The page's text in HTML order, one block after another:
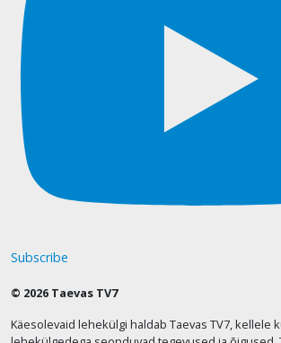
Subscribe
© 2026 Taevas TV7
Käesolevaid lehekülgi haldab Taevas TV7, kellele